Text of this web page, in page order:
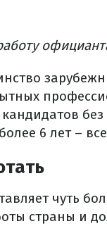
6 лет –
чуть
страны и